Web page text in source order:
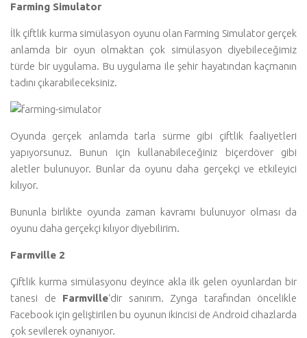
Farming Simulator
İlk çiftlik kurma simülasyon oyunu olan Farming Simulator gerçek
anlamda bir oyun olmaktan çok simülasyon diyebileceğimiz
türde bir uygulama. Bu uygulama ile şehir hayatından kaçmanın
tadını çıkarabileceksiniz.
Oyunda gerçek anlamda tarla sürme gibi çiftlik faaliyetleri
yapıyorsunuz. Bunun için kullanabileceğiniz biçerdöver gibi
aletler bulunuyor. Bunlar da oyunu daha gerçekçi ve etkileyici
kılıyor.
Bununla birlikte oyunda zaman kavramı bulunuyor olması da
oyunu daha gerçekçi kılıyor diyebilirim.
Farmville 2
Çiftlik kurma simülasyonu deyince akla ilk gelen oyunlardan bir
tanesi de Farmville‘dir sanırım. Zynga tarafından öncelikle
Facebook için geliştirilen bu oyunun ikincisi de Android cihazlarda
çok sevilerek oynanıyor.